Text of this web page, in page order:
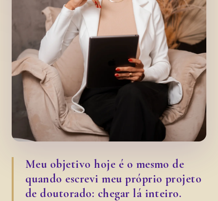
Meu objetivo hoje é o mesmo de
quando escrevi meu próprio projeto
de doutorado: chegar lá inteiro.